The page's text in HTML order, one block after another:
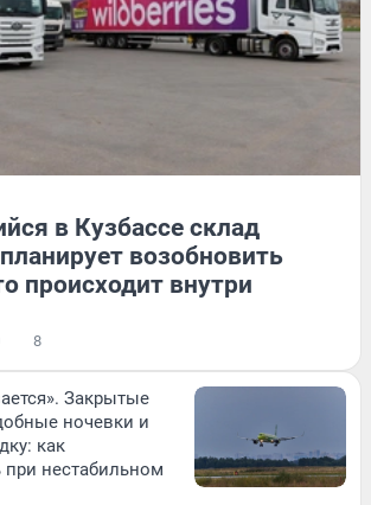
в Кузбассе склад
возобновить
происходит внутри
8
Закрытые
ночевки и
как
при нестабильном